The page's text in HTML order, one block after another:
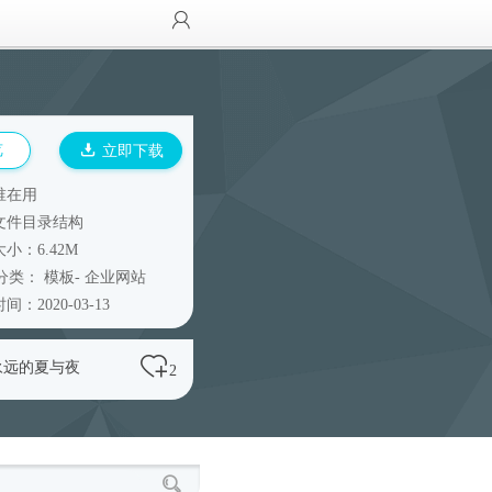
立即下载
在用
件目录结构
小：6.42M
类： 模板- 企业网站
间：2020-03-13
远的夏与夜 2